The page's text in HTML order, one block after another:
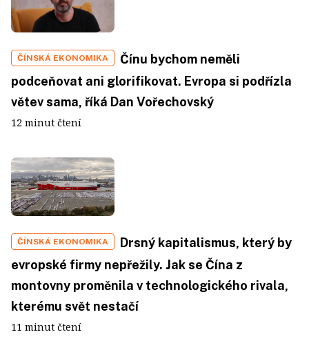
ČÍNSKÁ EKONOMIKA
Čínu bychom neměli
podceňovat ani glorifikovat. Evropa si podřízla
větev sama, říká Dan Vořechovský
12 minut čtení
ČÍNSKÁ EKONOMIKA
Drsný kapitalismus, který by
evropské firmy nepřežily. Jak se Čína z
montovny proměnila v technologického rivala,
kterému svět nestačí
11 minut čtení